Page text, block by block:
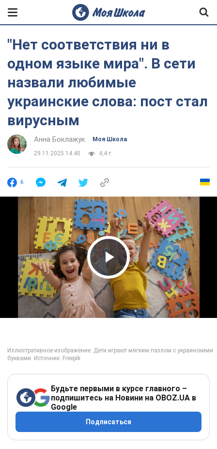
"Нет соответствия ни в
одном языке мира". В сети
назвали любимые
украинские слова: пост стал
вирусным
Анна Боклажук Моя Школа
29.11.2025 14:40 4,4 т.
6
Play Video
Будьте первыми в курсе главного –
подпишитесь на Новини на OBOZ.UA в
Google
Подписаться